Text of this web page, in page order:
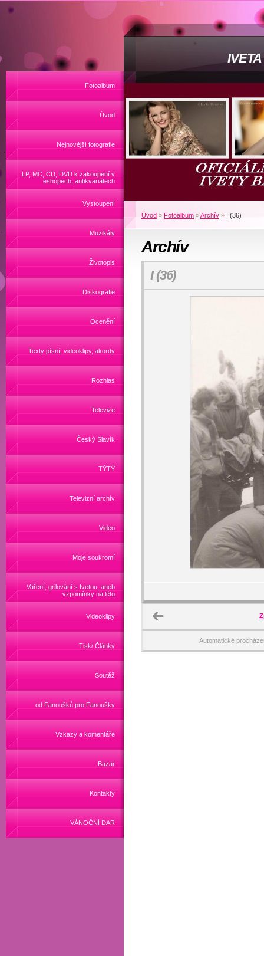
Fotoalbum
Úvod
Nejnovější fotografie
LP, MC, CD, DVD k zakoupení v
eshopech, antikvariátech
Vystoupení
Muzikály
Životopis
Diskografie
Ocenění
Texty písní, videoklipy, akordy
Rozhlas
Televize
Český Slavík
TÝTÝ
Televizní archív
Video
Moje soukromí
Vaření, grilování s Ivetou, aneb
vzpomínky na léto
Videoklipy
Tisk/ Články
Soutěž
od Fanoušků pro Fanoušky
Vzkazy a komentáře
Bazar
Kontakty
VÁNOČNÍ DAR
Úvod » Fotoalbum »Archív » I (36)
Archív
I (36)
Automatické